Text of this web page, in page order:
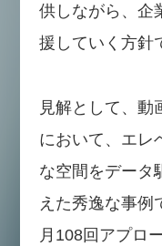
供しながら、企
援していく方針
見解として、動
において、エレ
な空間をデータ
えた秀逸な事例
月108回アプロ